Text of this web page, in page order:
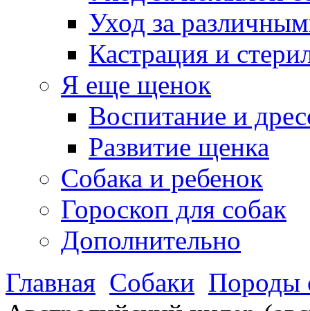
Уход за
Кастрация и
Я еще щенок
Воспитание и
Развитие щенка
Собака и ребенок
Гороскоп для собак
Дополнительно
Главная Собаки Породы